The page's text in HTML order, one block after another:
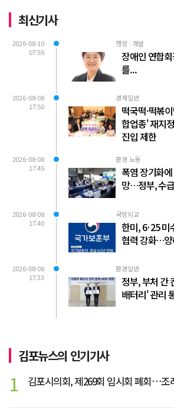
최신기사
2026-08-10
07:59
행정 · 개발
장애인 연합
를...
2026-08-08
17:50
경제일반
떡국떡·떡볶
합업종' 재지
진입 제한
2026-08-08
17:45
환경 노동
폭염 장기화
망…정부, 수
2026-08-08
17:40
국방외교
한미, 6·25 미
협력 강화…양
2026-08-08
17:33
환경일반
정부, 부처 간
배터리' 관리
김포뉴스의 인기기사
1 김포시의회, 제269회 임시회 폐회…조